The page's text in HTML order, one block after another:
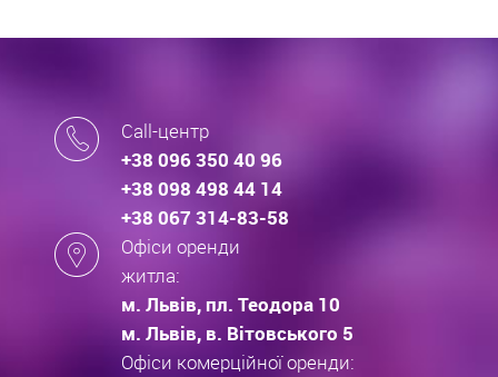
Call-центр
+38 096 350 40 96
+38 098 498 44 14
+38 067 314-83-58
Офіси оренди
житла:
м. Львів, пл. Теодора 10
м. Львів, в. Вітовського 5
Офіси комерційної оренди: